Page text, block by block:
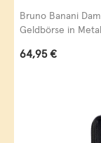
Leder,
Bruno Banani
Geldbörse in
Regulärer Preis:
64,95 €